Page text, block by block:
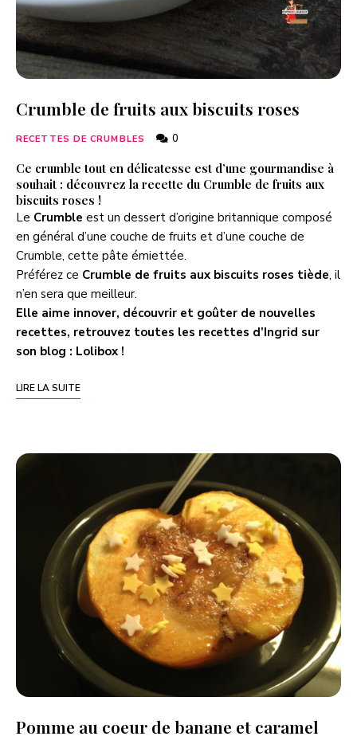
Crumble de fruits aux biscuits roses
RECETTES DE CRUMBLES 0
Ce crumble tout en délicatesse est d’une gourmandise à
souhait : découvrez la recette du Crumble de fruits aux
biscuits roses !
Le Crumble est un dessert d’origine britannique composé
en général d’une couche de fruits et d’une couche de
Crumble, cette pâte émiettée.
Préférez ce Crumble de fruits aux biscuits roses tiède, il
n’en sera que meilleur.
Elle aime innover, découvrir et goûter de nouvelles
recettes, retrouvez toutes les recettes d’Ingrid sur
son blog : Lolibox !
LIRE LA SUITE
Pomme au coeur de banane et caramel